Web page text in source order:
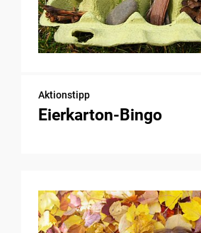
Aktionstipp
Eierkarton-Bingo